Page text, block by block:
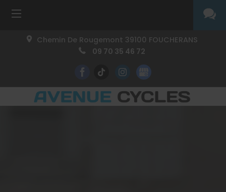
Chemin De Rougemont 39100 FOUCHERANS
09 70 35 46 72